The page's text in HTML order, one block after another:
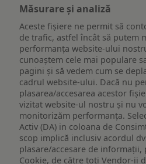
Măsurare și analiză
Aceste fișiere ne permit să
de trafic, astfel încât să putem
performanța website-ului
cunoaștem cele mai populare
pagini și să vedem cum se
cadrul website-ului. Dacă nu
plasarea/accesarea acestor
vizitat website-ul nostru și nu
monitorizăm performanța.
Activ (DA) in coloana de
scop implică inclusiv acordul
plasare/accesare de
Cookie, de către toți Vendor-ii